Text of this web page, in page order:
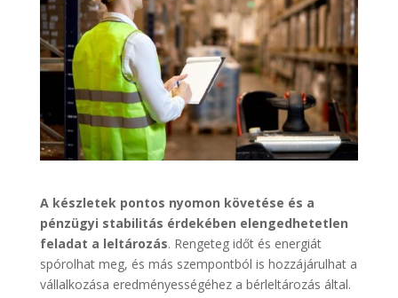
A készletek pontos nyomon követése és a
pénzügyi stabilitás érdekében elengedhetetlen
feladat a leltározás. Rengeteg időt és energiát
spórolhat meg, és más szempontból is hozzájárulhat a
vállalkozása eredményességéhez a bérleltározás által.